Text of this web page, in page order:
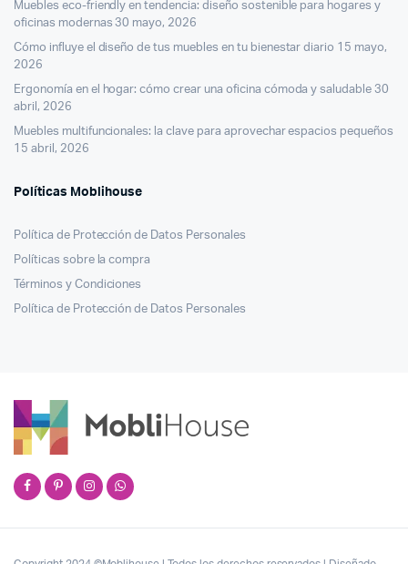
Muebles eco-friendly en tendencia: diseño sostenible para hogares y
oficinas modernas 30 mayo, 2026
Cómo influye el diseño de tus muebles en tu bienestar diario 15 mayo,
2026
Ergonomía en el hogar: cómo crear una oficina cómoda y saludable 30
abril, 2026
Muebles multifuncionales: la clave para aprovechar espacios pequeños
15 abril, 2026
Políticas Moblihouse
Política de Protección de Datos Personales
Políticas sobre la compra
Términos y Condiciones
Política de Protección de Datos Personales